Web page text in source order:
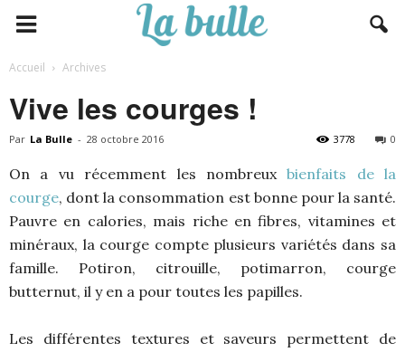
Accueil Archives
Vive les courges !
Par La Bulle - 28 octobre 2016 0
3778
On a vu récemment les nombreuxbienfaits de la
courge, dont la consommation est bonne pour la santé.
Pauvre en calories, mais riche en fibres, vitamines et
minéraux, la courge compte plusieurs variétés dans sa
famille. Potiron, citrouille, potimarron, courge
butternut, il y en a pour toutes les papilles.
Les différentes textures et saveurs permettent de